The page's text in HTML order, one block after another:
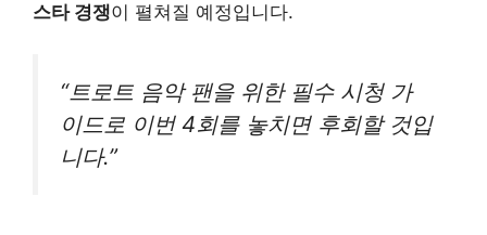
스타 경쟁이 펼쳐질 예정입니다.
“트로트 음악 팬을 위한 필수 시청 가
이드로 이번 4회를 놓치면 후회할 것입
니다.”